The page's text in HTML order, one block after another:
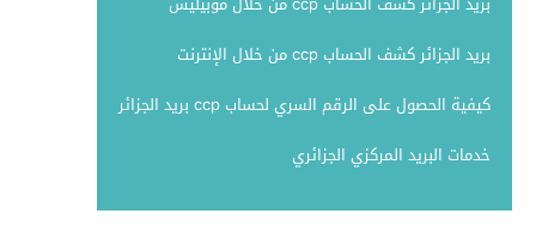
بريد الجزائر كشف الحساب ccp من خلال الإنترنت
كيفية الحصول على الرقم السري لحساب ccp بريد الجزائر
خدمات البريد المركزي الجزائري